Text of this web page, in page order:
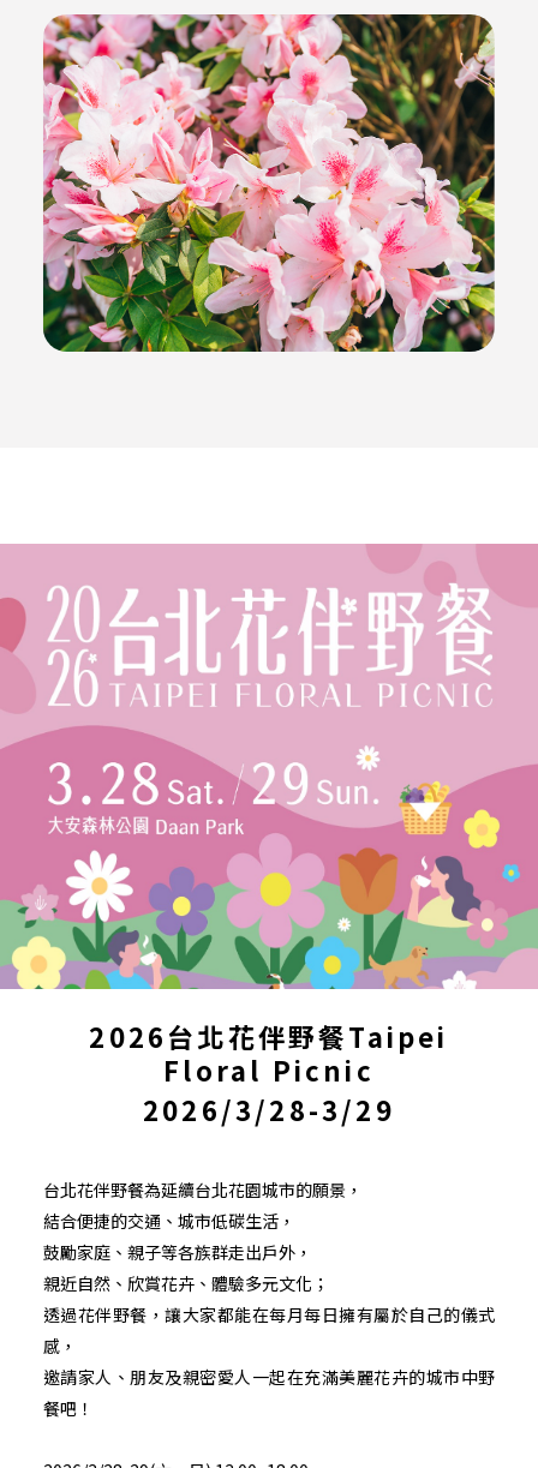
2026台北花伴野餐Taipei
Floral Picnic
2026/3/28-3/29
台北花伴野餐為延續台北花園城市的願景，
結合便捷的交通、城市低碳生活，
鼓勵家庭、親子等各族群走出戶外，
親近自然、欣賞花卉、體驗多元文化；
透過花伴野餐，讓大家都能在每月每日擁有屬於自己的儀式
感，
邀請家人、朋友及親密愛人一起在充滿美麗花卉的城市中野
餐吧！